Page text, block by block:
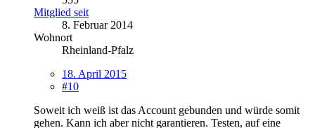
Mitglied seit
8. Februar 2014
Wohnort
Rheinland-Pfalz
18. April 2015
#10
Soweit ich weiß ist das Account gebunden und würde somit
gehen. Kann ich aber nicht garantieren. Testen, auf eine